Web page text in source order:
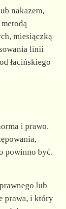
nakazem,
miesiączką
linii
łacińskiego
i prawo.
powinno być.
lub
prawa, i który